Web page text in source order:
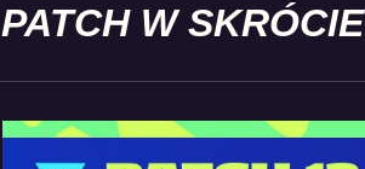
PATCH W SKRÓCIE